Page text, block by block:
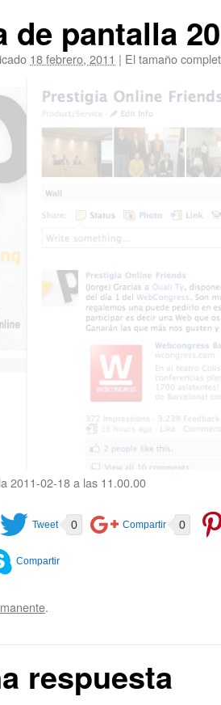
de pantalla
18 febrero, 2011 | El tamaño
2011-02-18 a las 11.00.00
0 0
.
respuesta